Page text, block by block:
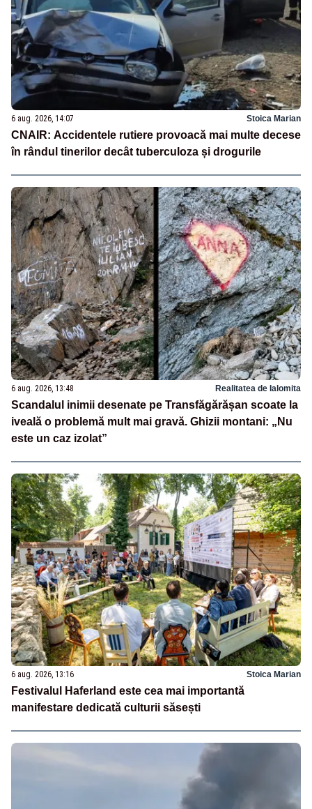
6 aug. 2026, 14:07 Stoica Marian
CNAIR: Accidentele rutiere provoacă mai multe decese
în rândul tinerilor decât tuberculoza și drogurile
6 aug. 2026, 13:48 Realitatea de Ialomita
Scandalul inimii desenate pe Transfăgărășan scoate la
iveală o problemă mult mai gravă. Ghizii montani: „Nu
este un caz izolat”
6 aug. 2026, 13:16 Stoica Marian
Festivalul Haferland este cea mai importantă
manifestare dedicată culturii săsești